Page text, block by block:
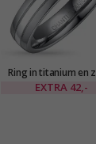
Ring in titanium en
EXTRA 42,-